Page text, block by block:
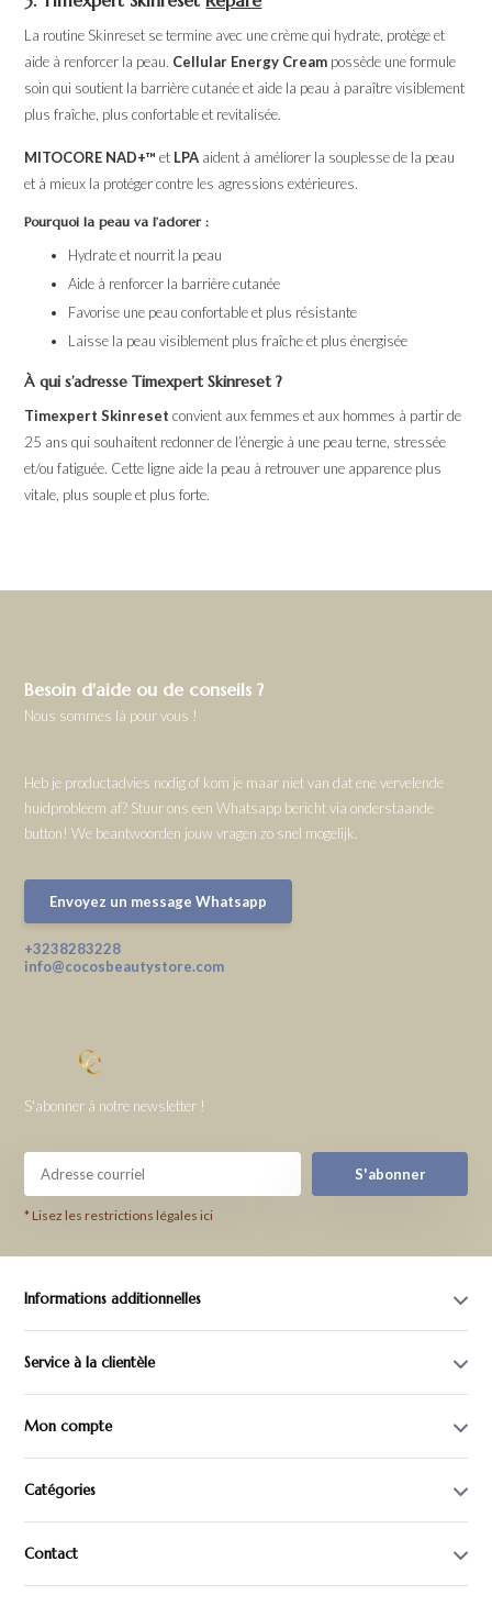
La routine Skinreset se termine avec une crème qui hydrate, protège et
aide à renforcer la peau. Cellular Energy Cream possède une formule
soin qui soutient la barrière cutanée et aide la peau à paraître visiblement
plus fraîche, plus confortable et revitalisée.
MITOCORE NAD+™ et LPA aident à améliorer la souplesse de la peau
et à mieux la protéger contre les agressions extérieures.
Pourquoi la peau va l’adorer :
Hydrate et nourrit la peau
Aide à renforcer la barrière cutanée
Favorise une peau confortable et plus résistante
Laisse la peau visiblement plus fraîche et plus énergisée
À qui s’adresse Timexpert Skinreset ?
Timexpert Skinreset convient aux femmes et aux hommes à partir de
25 ans qui souhaitent redonner de l’énergie à une peau terne, stressée
et/ou fatiguée. Cette ligne aide la peau à retrouver une apparence plus
vitale, plus souple et plus forte.
Besoin d'aide ou de conseils ?
Nous sommes là pour vous !
Heb je productadvies nodig of kom je maar niet van dat ene vervelende
huidprobleem af? Stuur ons een Whatsapp bericht via onderstaande
button! We beantwoorden jouw vragen zo snel mogelijk.
Envoyez un message Whatsapp
+3238283228
info@cocosbeautystore.com
S'abonner à notre newsletter !
S'abonner
* Lisez les restrictions légales ici
Informations additionnelles
Service à la clientèle
Mon compte
Catégories
Contact